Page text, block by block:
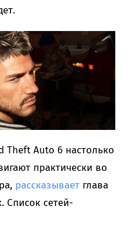
Theft Auto 6 настолько
практически во
рассказывает глава
Список сетей-